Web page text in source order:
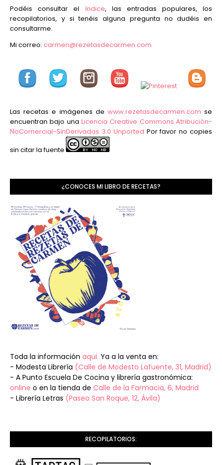
Podéis consultar el índice, las entradas populares, los
recopilatorios, y si tenéis alguna pregunta no dudéis en
consultarme.
Mi correo: carmen@rezetasdecarmen.com
Las recetas e imágenes de www.rezetasdecarmen.com se
encuentran bajo una Licencia Creative Commons Atribución-
NoComercial-SinDerivadas 3.0 Unported Por favor no copies
sin citar la fuente
¿CONOCES MI LIBRO DE RECETAS?
Toda la información aqui. Ya a la venta en:
- Modesta Librería (Calle de Modesto Lafuente, 31, Madrid)
- A Punto Escuela De Cocina y librería gastronómica:
online o en la tienda de Calle de la Farmacia, 6, Madrid
- Librería Letras (Paseo San Roque, 12, Ávila)
RECOPILATORIOS: